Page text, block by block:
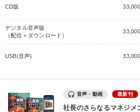
CD版
デジタル音声版
（配信＋ダウンロード）
USB(音声)
音声・動画 最新刊
社長のさらなるマネジメ